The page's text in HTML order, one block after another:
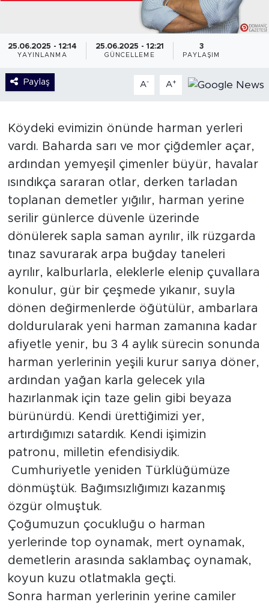
25.06.2025 - 12:14
YAYINLANMA
25.06.2025 - 12:21
GÜNCELLEME
3
PAYLAŞIM
Paylaş A- A+
Köydeki evimizin önünde harman yerleri
vardı. Baharda sarı ve mor çiğdemler açar,
ardından yemyeşil çimenler büyür, havalar
ısındıkça sararan otlar, derken tarladan
toplanan demetler yığılır, harman yerine
serilir günlerce düvenle üzerinde
dönülerek sapla saman ayrılır, ilk rüzgarda
tınaz savurarak arpa buğday taneleri
ayrılır, kalburlarla, eleklerle elenip çuvallara
konulur, gür bir çeşmede yıkanır, suyla
dönen değirmenlerde öğütülür, ambarlara
doldurularak yeni harman zamanına kadar
afiyetle yenir, bu 3 4 aylık sürecin sonunda
harman yerlerinin yeşili kurur sarıya döner,
ardından yağan karla gelecek yıla
hazırlanmak için taze gelin gibi beyaza
bürünürdü. Kendi ürettiğimizi yer,
artırdığımızı satardık. Kendi işimizin
patronu, milletin efendisiydik.
Cumhuriyetle yeniden Türklüğümüze
dönmüştük. Bağımsızlığımızı kazanmış
özgür olmuştuk.
Çoğumuzun çocukluğu o harman
yerlerinde top oynamak, mert oynamak,
demetlerin arasında saklambaç oynamak,
koyun kuzu otlatmakla geçti.
Sonra harman yerlerinin yerine camiler